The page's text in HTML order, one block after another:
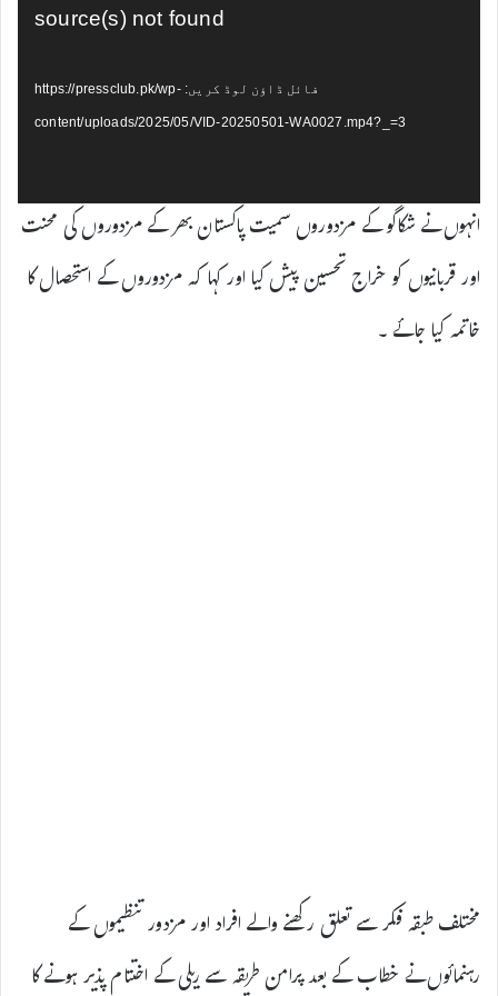
source(s) not found
فائل ڈاؤن لوڈ کریں: https://pressclub.pk/wp-
content/uploads/2025/05/VID-20250501-WA0027.mp4?_=3
انہوں نے شکاگو کے مزدوروں سمیت پاکستان بھر کے مزدوروں کی محنت
اور قربانیوں کو خراج تحسین پیش کیا اور کہا کہ مزدوروں کے استحصال کا
خاتمہ کیا جائے ۔
مختلف طبقہ فکر سے تعلق رکھنے والے افراد اور مزدور تنظیموں کے
رہنمائوں نے خطاب کے بعد پرامن طریقہ سے ریلی کے اختتام پذیر ہونے کا